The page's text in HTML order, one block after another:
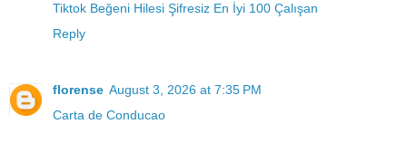
Tiktok Beğeni Hilesi Şifresiz En İyi 100 Çalışan
Reply
florense August 3, 2026 at 7:35 PM
Carta de Conducao